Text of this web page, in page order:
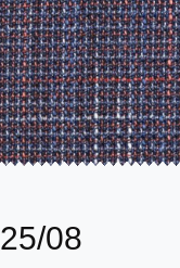
25/08